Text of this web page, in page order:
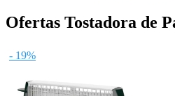
Ofertas Tostadora de
- 19%